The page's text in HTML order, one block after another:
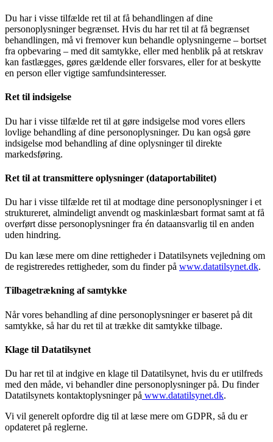
Du har i visse tilfælde ret til at få behandlingen af dine
personoplysninger begrænset. Hvis du har ret til at få begrænset
behandlingen, må vi fremover kun behandle oplysningerne – bortset
fra opbevaring – med dit samtykke, eller med henblik på at retskrav
kan fastlægges, gøres gældende eller forsvares, eller for at beskytte
en person eller vigtige samfundsinteresser.
Ret til indsigelse
Du har i visse tilfælde ret til at gøre indsigelse mod vores ellers
lovlige behandling af dine personoplysninger. Du kan også gøre
indsigelse mod behandling af dine oplysninger til direkte
markedsføring.
Ret til at transmittere oplysninger (dataportabilitet)
Du har i visse tilfælde ret til at modtage dine personoplysninger i et
struktureret, almindeligt anvendt og maskinlæsbart format samt at få
overført disse personoplysninger fra én dataansvarlig til en anden
uden hindring.
Du kan læse mere om dine rettigheder i Datatilsynets vejledning om
de registreredes rettigheder, som du finder på www.datatilsynet.dk.
Tilbagetrækning af samtykke
Når vores behandling af dine personoplysninger er baseret på dit
samtykke, så har du ret til at trække dit samtykke tilbage.
Klage til Datatilsynet
Du har ret til at indgive en klage til Datatilsynet, hvis du er utilfreds
med den måde, vi behandler dine personoplysninger på. Du finder
Datatilsynets kontaktoplysninger på www.datatilsynet.dk.
Vi vil generelt opfordre dig til at læse mere om GDPR, så du er
opdateret på reglerne.